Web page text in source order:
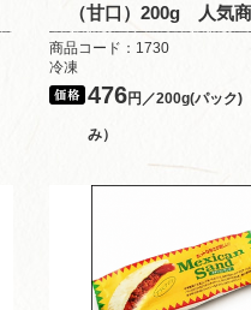
（甘口）200g 人気
商品コード：1730
冷凍
476円／200g(パック)
み）